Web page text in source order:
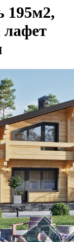
195м2,
лафет